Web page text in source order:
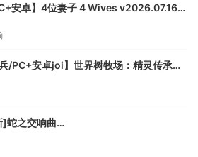
安卓】4位妻子 4 Wives v2026.07.16
/PC+安卓joi】世界树牧场：精灵传承
文步兵版【1.26G】
蛇之交响曲